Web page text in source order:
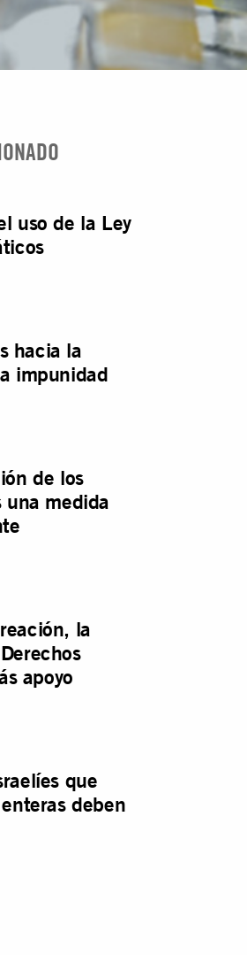
uso de la Ley
hacia la
impunidad
de los
una medida
la
apoyo
que
deben